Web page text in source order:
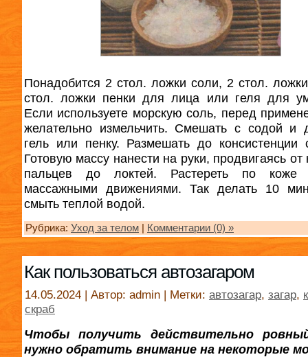
Понадобится 2 стол. ложки соли, 2 стол.
стол. ложки пенки для лица или геля для
Если используете морскую соль, перед
желательно измельчить. Смешать с содой и
гель или пенку. Размешать до консистенции
Готовую массу нанести на руки, продвигаясь от
пальцев до локтей. Растереть по коже
массажными движениями. Так делать 10
смыть теплой водой.
Рубрика: Уход за телом Комментарии (0) »
Как пользоваться автозагаром
14.05.2024 | Автор: admin | Метки: автозагар, загар,
скраб
Чтобы получить действительно
нужно обратить внимание на некоторые